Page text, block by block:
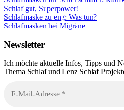
Schlaf gut, Superpower!
Schlafmaske zu eng: Was tun?
Schlafmasken bei Migräne
Newsletter
Ich möchte aktuelle Infos, Tipps und
Thema Schlaf und Lenz Schlaf